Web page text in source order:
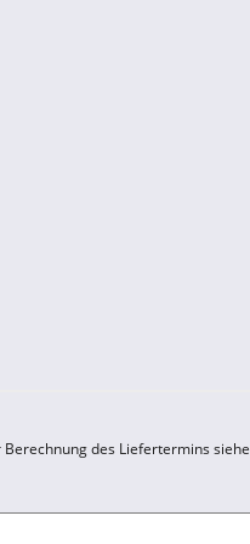
des Liefertermins siehe